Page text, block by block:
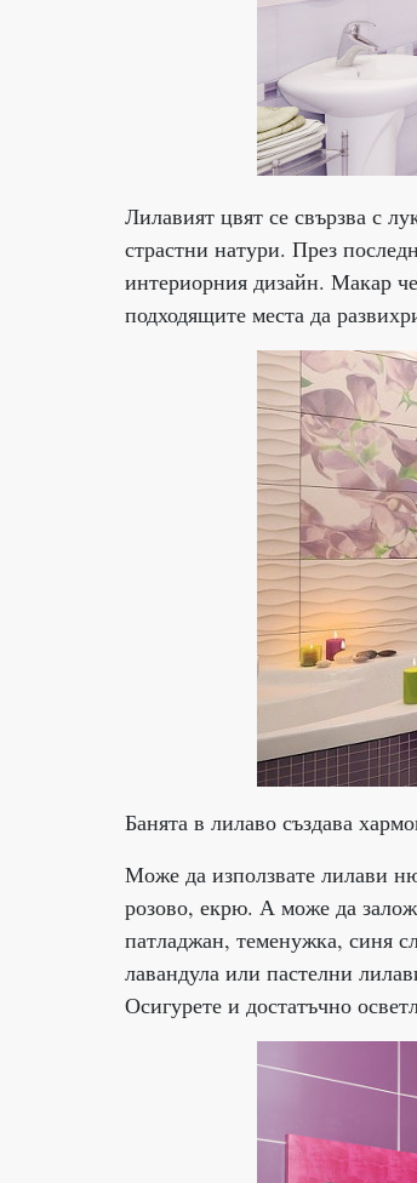
Лилавият цвят се свързва с
страстни натури. През
интериорния дизайн. Макар
подходящите места да
Банята в лилаво създава
Може да използвате лилави
розово, екрю. А може да
патладжан, теменужка, синя
лавандула или пастелни
Осигурете и достатъчно